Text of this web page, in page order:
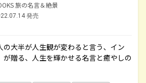
旅の名言＆絶景
発売
の大半が人生観が変わると言う、イン
が贈る、人生を輝かせる名言と癒やしの